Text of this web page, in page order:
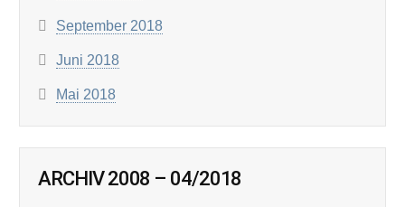
September 2018
Juni 2018
Mai 2018
ARCHIV 2008 – 04/2018